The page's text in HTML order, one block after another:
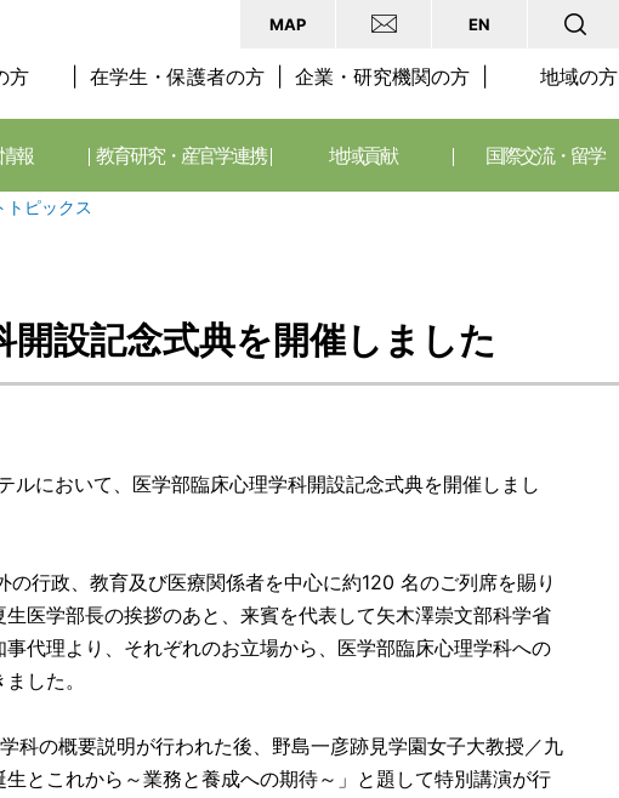
MAP EN
方 在学生・保護者の方 企業・研究機関の方 地域の方
報 教育研究・産官学連携 地域貢献 国際交流・留学
トピックス
開設記念式典を開催しました
ルにおいて、医学部臨床心理学科開設記念式典を開催しまし
行政、教育及び医療関係者を中心に約120 名のご列席を賜り
医学部長の挨拶のあと、来賓を代表して矢木澤崇文部科学省
代理より、それぞれのお立場から、医学部臨床心理学科への
した。
の概要説明が行われた後、野島一彦跡見学園女子大教授／九
とこれから～業務と養成への期待～」と題して特別講演が行